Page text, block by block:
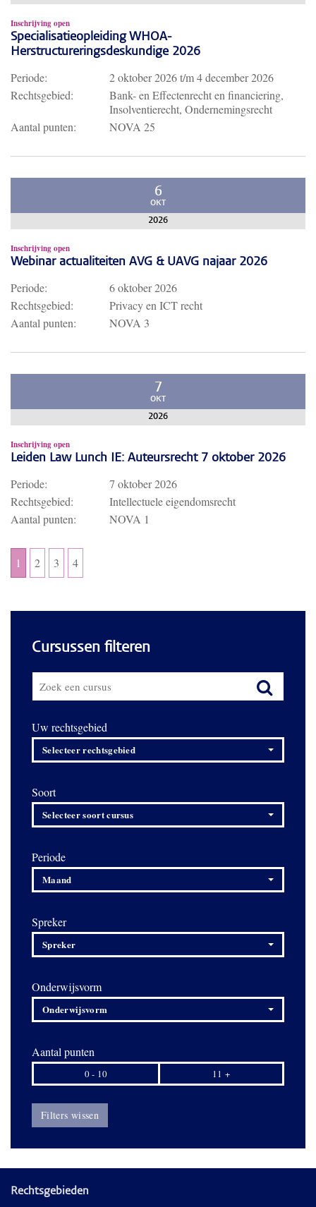
Inschrijving open
Specialisatieopleiding WHOA-
Herstructureringsdeskundige 2026
Periode: 2 oktober 2026t/m4 december 2026
Rechtsgebied:
Bank- en Effectenrecht en financiering,
Insolventierecht, Ondernemingsrecht
Aantal punten:
NOVA 25
6
OKT
2026
Inschrijving open
Webinar actualiteiten AVG & UAVG najaar 2026
Periode:
6 oktober 2026
Rechtsgebied:
Privacy en ICT recht
Aantal punten:
NOVA 3
7
OKT
2026
Inschrijving open
Leiden Law Lunch IE: Auteursrecht 7 oktober 2026
Periode:
7 oktober 2026
Rechtsgebied:
Intellectuele eigendomsrecht
Aantal punten:
NOVA 1
1 2 3 4
Cursussen filteren
Uw rechtsgebied
Selecteer rechtsgebied
Soort
Selecteer soort cursus
Periode
Maand
Spreker
Spreker
Onderwijsvorm
Onderwijsvorm
Aantal punten
0 - 10 11 +
Filters wissen
Rechtsgebieden